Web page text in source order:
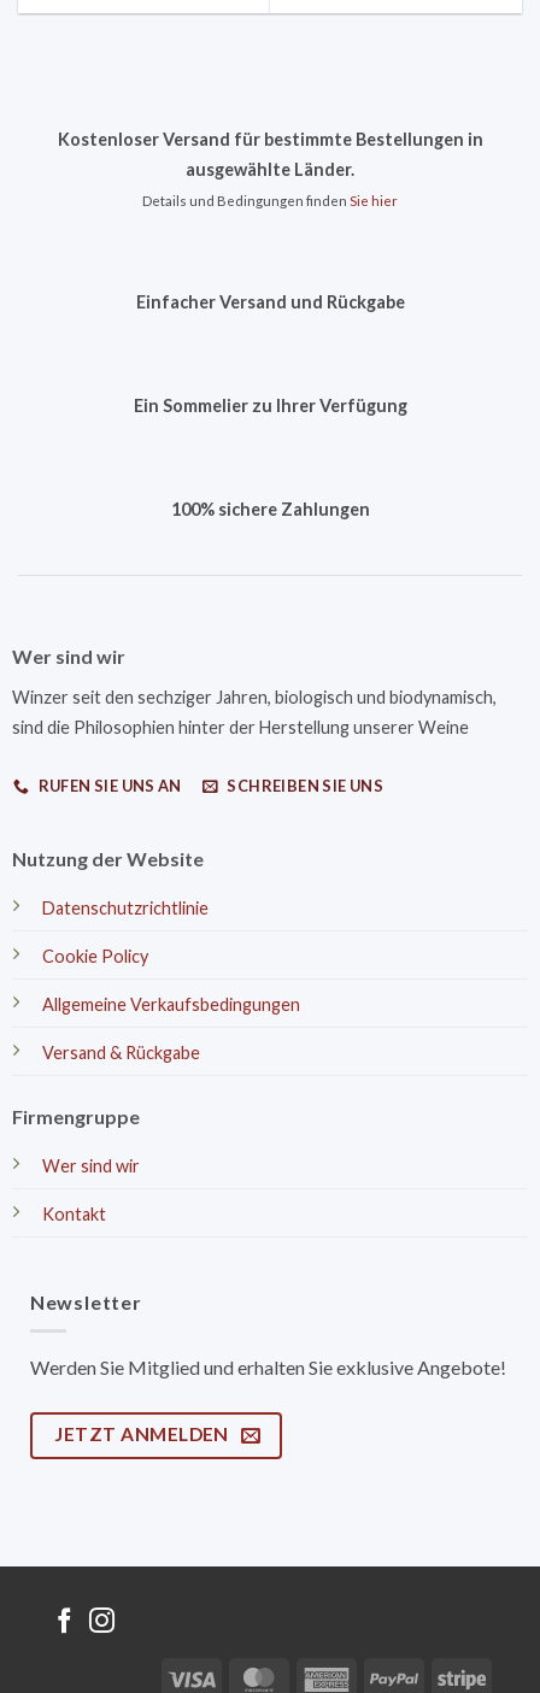
Kostenloser Versand für bestimmte Bestellungen in
ausgewählte Länder.
Details und Bedingungen finden Sie hier
Einfacher Versand und Rückgabe
Ein Sommelier zu Ihrer Verfügung
100% sichere Zahlungen
Wer sind wir
Winzer seit den sechziger Jahren, biologisch und biodynamisch,
sind die Philosophien hinter der Herstellung unserer Weine
RUFEN SIE UNS AN SCHREIBEN SIE UNS
Nutzung der Website
Datenschutzrichtlinie
Cookie Policy
Allgemeine Verkaufsbedingungen
Versand & Rückgabe
Firmengruppe
Wer sind wir
Kontakt
Newsletter
Werden Sie Mitglied und erhalten Sie exklusive Angebote!
JETZT ANMELDEN
Visa MasterCardAmericanPayPal Stripe